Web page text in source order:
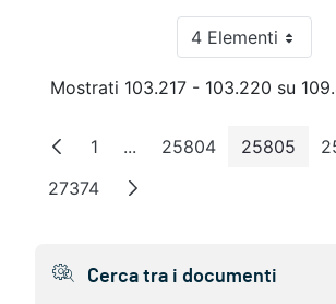
4 ElementiPer pagina
Mostrati 103.217 - 103.220 su
Pagina
1 ...Pagine intermedie
Pagina
25804 Pagina
25805
Pagina
27374
Cerca tra i documenti